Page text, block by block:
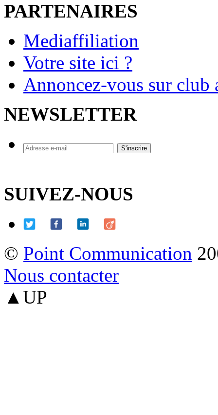
PARTENAIRES
Mediaffiliation
Votre site ici ?
Annoncez-vous sur
NEWSLETTER
SUIVEZ-NOUS
© Point Communication
Nous contacter
▲UP